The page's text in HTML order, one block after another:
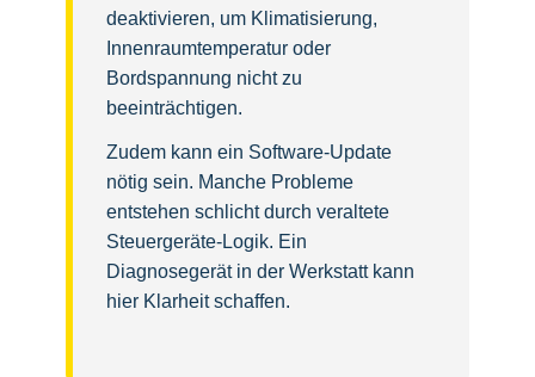
deaktivieren, um Klimatisierung,
Innenraumtemperatur oder
Bordspannung nicht zu
beeinträchtigen.
Zudem kann ein Software-Update
nötig sein. Manche Probleme
entstehen schlicht durch veraltete
Steuergeräte-Logik. Ein
Diagnosegerät in der Werkstatt kann
hier Klarheit schaffen.